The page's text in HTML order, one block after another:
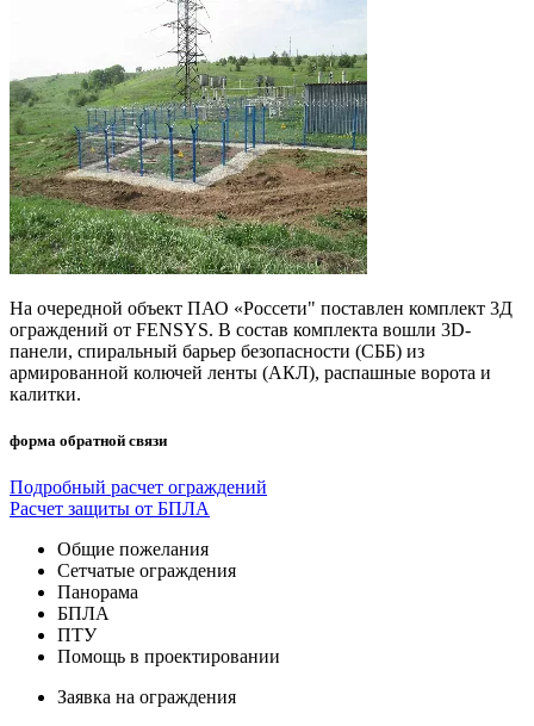
На очередной объект ПАО «Россети" поставлен комплект 3Д
ограждений от FENSYS. В состав комплекта вошли 3D-
панели, спиральный барьер безопасности (СББ) из
армированной колючей ленты (АКЛ), распашные ворота и
калитки.
форма обратной связи
Подробный расчет ограждений
Расчет защиты от БПЛА
Общие пожелания
Сетчатые ограждения
Панорама
БПЛА
ПТУ
Помощь в проектировании
Заявка на ограждения